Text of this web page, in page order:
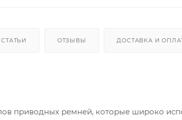
СТАТЬИ ОТЗЫВЫ ДОСТАВКА И
приводных ремней, которые широко